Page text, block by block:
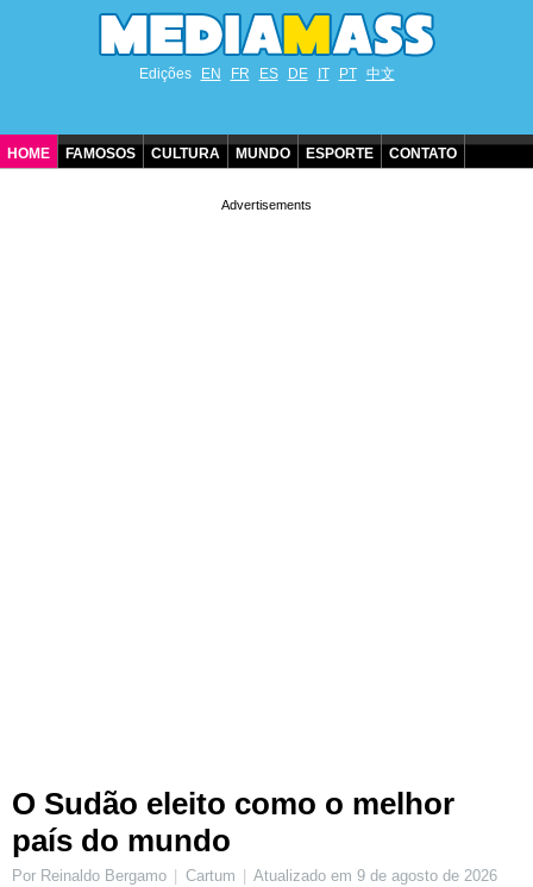
Edições EN FR ES DE IT PT 中文
HOME FAMOSOS CULTURA MUNDO ESPORTE CONTATO
O Sudão eleito como o melhor
país do mundo
Por Reinaldo Bergamo Cartum Atualizado em9 de agosto de 2026